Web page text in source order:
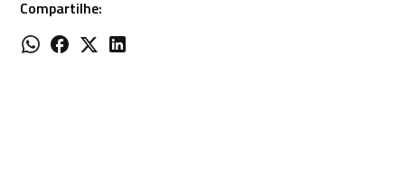
Compartilhe: